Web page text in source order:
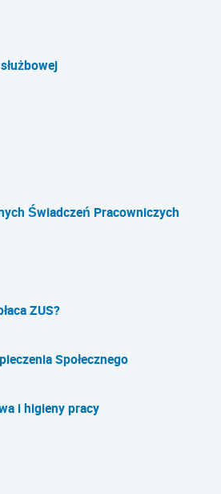
Świadczeń Pracowniczych
ZUS?
Społecznego
i higieny pracy